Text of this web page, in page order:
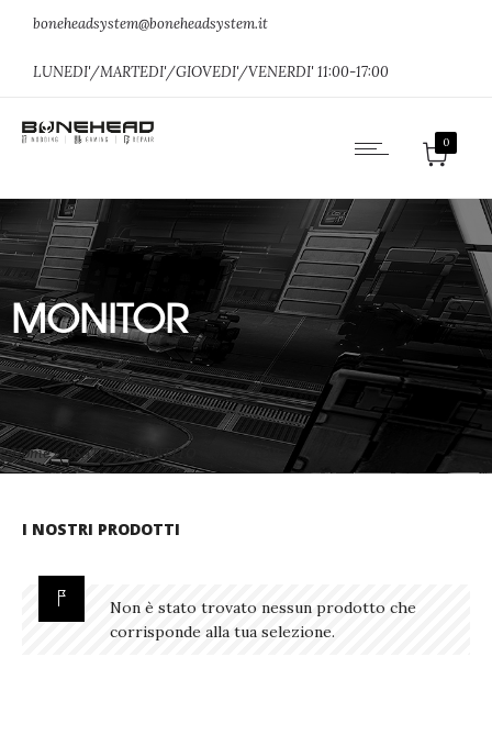
boneheadsystem@boneheadsystem.it
LUNEDI'/MARTEDI'/GIOVEDI'/VENERDI' 11:00-17:00
0
MONITOR
Home»USATO GARANTITO
I NOSTRI PRODOTTI
Non è stato trovato nessun prodotto che
corrisponde alla tua selezione.